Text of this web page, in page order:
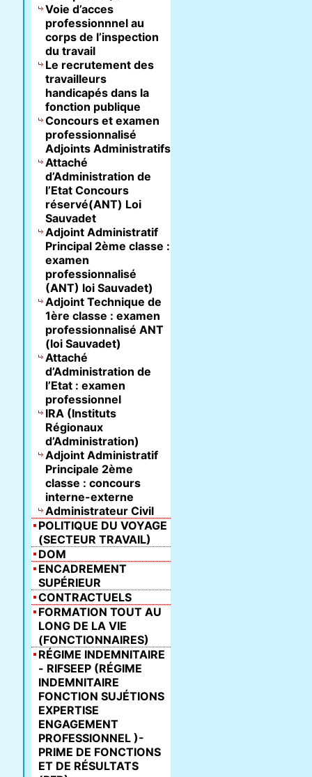
Voie d’acces
professionnnel au
corps de l’inspection
du travail
Le recrutement des
travailleurs
handicapés dans la
fonction publique
Concours et examen
professionnalisé
Adjoints Administratifs
Attaché
d’Administration de
l’Etat Concours
réservé(ANT) Loi
Sauvadet
Adjoint Administratif
Principal 2ème classe :
examen
professionnalisé
(ANT) loi Sauvadet)
Adjoint Technique de
1ère classe : examen
professionnalisé ANT
(loi Sauvadet)
Attaché
d’Administration de
l’Etat : examen
professionnel
IRA (Instituts
Régionaux
d’Administration)
Adjoint Administratif
Principale 2ème
classe : concours
interne-externe
Administrateur Civil
POLITIQUE DU VOYAGE
(SECTEUR TRAVAIL)
DOM
ENCADREMENT
SUPÉRIEUR
CONTRACTUELS
FORMATION TOUT AU
LONG DE LA VIE
(FONCTIONNAIRES)
RÉGIME INDEMNITAIRE
- RIFSEEP (RÉGIME
INDEMNITAIRE
FONCTION SUJÉTIONS
EXPERTISE
ENGAGEMENT
PROFESSIONNEL )-
PRIME DE FONCTIONS
ET DE RÉSULTATS